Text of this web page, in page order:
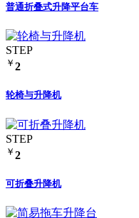
普通折叠式升降平台车
STEP
￥ 2
轮椅与升降机
STEP
￥ 2
可折叠升降机